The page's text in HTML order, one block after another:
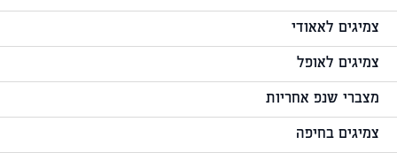
צמיגים לאאודי
צמיגים לאופל
מצברי שנפ אחריות
צמיגים בחיפה